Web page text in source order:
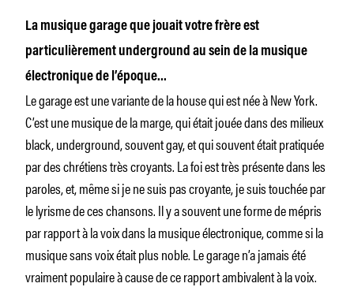
La musique garage que jouait votre frère est
particulièrement underground au sein de la musique
électronique de l’époque…
Le garage est une variante de la house qui est née à New York.
C’est une musique de la marge, qui était jouée dans des milieux
black, underground, souvent gay, et qui souvent était pratiquée
par des chrétiens très croyants. La foi est très présente dans les
paroles, et, même si je ne suis pas croyante, je suis touchée par
le lyrisme de ces chansons. Il y a souvent une forme de mépris
par rapport à la voix dans la musique électronique, comme si la
musique sans voix était plus noble. Le garage n’a jamais été
vraiment populaire à cause de ce rapport ambivalent à la voix.